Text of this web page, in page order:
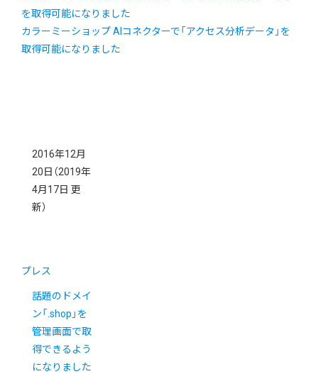
カラーミーショップ AIコネクターで「アクセス分析データ」を
取得可能になりました
2016年12月
20日 （2019年
4月17日 更
新）
プレス
話題のドメイ
ン「.shop」を
管理画面で取
得できるよう
になりました